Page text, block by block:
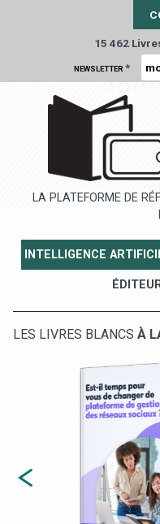
15 462
NEWSLETTER *
LA PLATEFORME DE
INTELLIGENCE
LES LIVRES BLANCS À